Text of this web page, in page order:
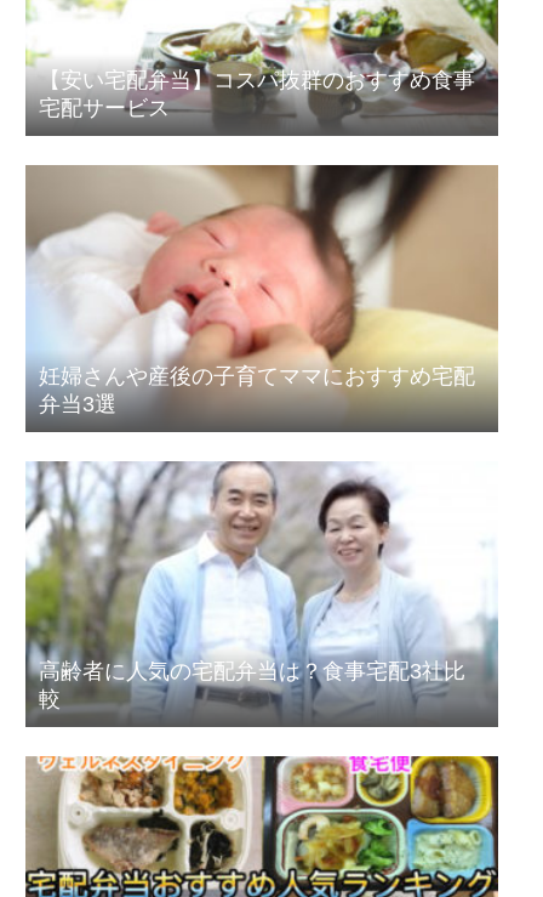
【安い宅配弁当】コスパ抜群のおすすめ食事
宅配サービス
妊婦さんや産後の子育てママにおすすめ宅配
弁当3選
高齢者に人気の宅配弁当は？食事宅配3社比
較